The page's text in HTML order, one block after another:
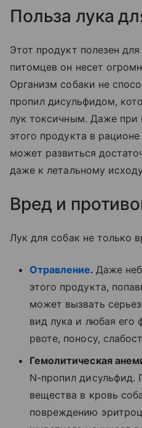
Польза лука
Этот продукт полезен
питомцев он несет
Организм собаки не
пропил дисульфидом,
лук токсичным. Даже при
этого продукта в
может развиться
даже к летальному
Вред и
Лук для собак не только
Отравление. Даже
этого продукта,
может вызвать
вид лука и любая его
рвоте, поносу,
Гемолитическая
N-пропил дисульфид.
вещества в кровь
повреждению